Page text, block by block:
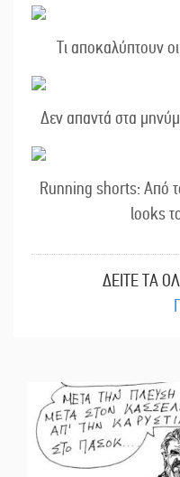
Τι αποκαλύπτουν
Δεν απαντά στα
Running shorts: Από
looks
ΔΕΙΤΕ ΤΑ